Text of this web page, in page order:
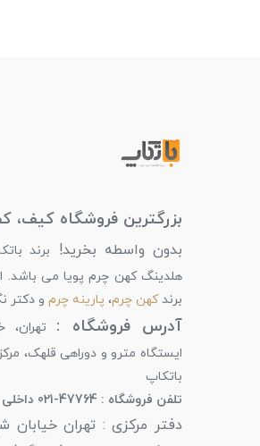
بزرگترین فروشگاه کیف،
بدون واسطه بخرید!
برند
هلدینگ کهن چرم پویا می باشد.
برندکهن چرم، پارینه چرم و دکتر
آدرس فروشگاه : تهران،
ایستگاه مترو و دوراهی قلهک،
باتکاپ
تلفن فروشگاه : 47764-021 داخلی 120
دفتر مرکزی : تهران خیابان